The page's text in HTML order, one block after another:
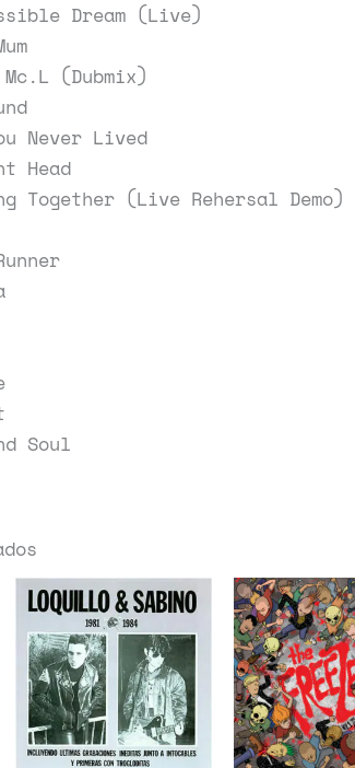
Dream (Live)
(Dubmix)
Never Lived
Head
Together (Live Rehersal Demo)
Soul